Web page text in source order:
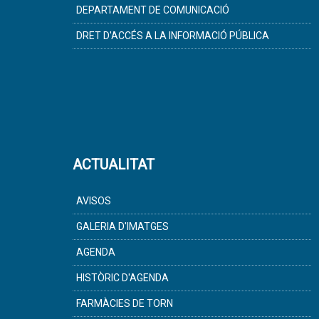
DEPARTAMENT DE COMUNICACIÓ
DRET D'ACCÉS A LA INFORMACIÓ PÚBLICA
ACTUALITAT
AVISOS
GALERIA D'IMATGES
AGENDA
HISTÒRIC D'AGENDA
FARMÀCIES DE TORN